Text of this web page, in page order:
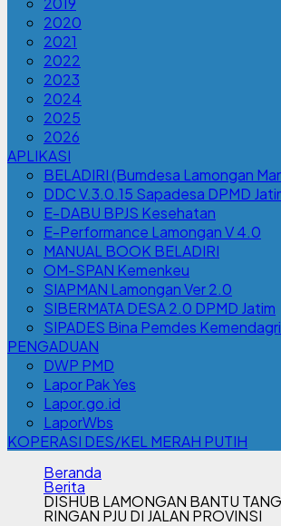
2020
2021
2022
2023
2024
2025
2026
APLIKASI
BELADIRI (Bumdesa Lamongan
DDC V.3.0.15 Sapadesa DPMD
E-DABU BPJS Kesehatan
E-Performance Lamongan V 4.0
MANUAL BOOK BELADIRI
OM-SPAN Kemenkeu
SIAPMAN Lamongan Ver 2.0
SIBERMATA DESA 2.0 DPMD Jatim
SIPADES Bina Pemdes Kemendagri
PENGADUAN
DWP PMD
Lapor Pak Yes
Lapor.go.id
LaporWbs
KOPERASI DES/KEL MERAH PUTIH
Beranda
Berita
DISHUB LAMONGAN BANTU
RINGAN PJU DI JALAN PROVINSI